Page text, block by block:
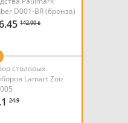
D001-BR (бронза)
142.00 ƃ
столовых
Lamart Zoo
24.9